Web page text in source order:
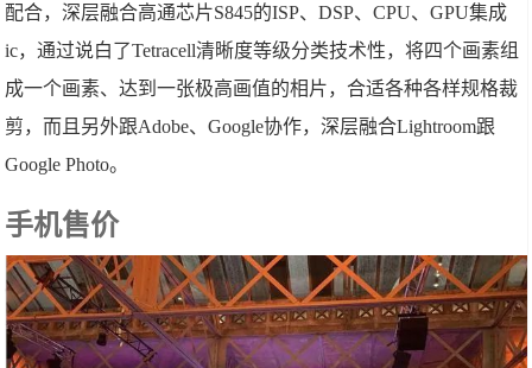
配合，深层融合高通芯片S845的ISP、DSP、CPU、GPU集成
ic，通过说白了Tetracell清晰度等级分类技术性，将四个画素组
成一个画素、达到一张极高画值的相片，合适各种各样规格裁
剪，而且另外跟Adobe、Google协作，深层融合Lightroom跟
Google Photo。
手机售价